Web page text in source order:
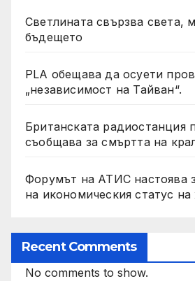
Светлината свързва света,
бъдещето
PLA обещава да осуети
„независимост на Тайван“.
Британската радиостанция
съобщава за смъртта на
Форумът на АТИС настоява
на икономическия статус
Recent Comments
No comments to show.